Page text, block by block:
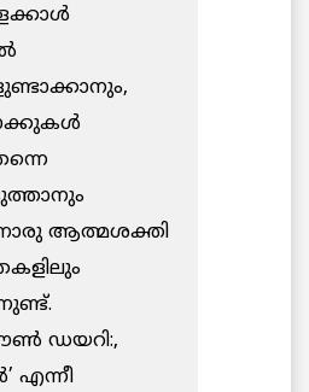
ആത്മശക്തി
ഡയറി:,
എന്നീ